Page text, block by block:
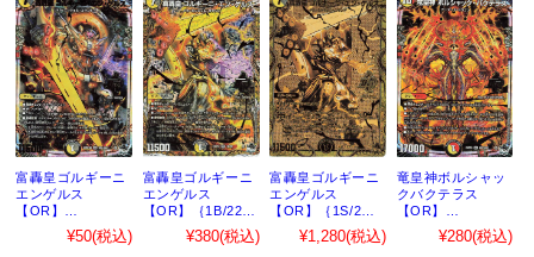
富轟皇ゴルギーニ
エンゲルス
【OR】
｛OR1/OR2｝
［23RP4X］
¥50(税込)
富轟皇ゴルギーニ
エンゲルス
【OR】｛1B/22｝
［23RP4］
¥380(税込)
富轟皇ゴルギーニ
エンゲルス
【OR】｛1S/2｝
［23RP4］
¥1,280(税込)
竜皇神ボルシャッ
クバクテラス
【OR】
｛OR2/OR2｝
［23RP4］
¥280(税込)